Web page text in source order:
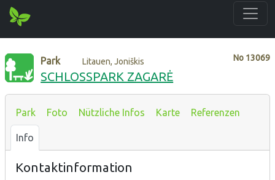
No 13069
Park Litauen, Joniškis
SCHLOSSPARK ZAGARĖ
Park Foto Nützliche Infos Karte Referenzen
Info
Kontaktinformation